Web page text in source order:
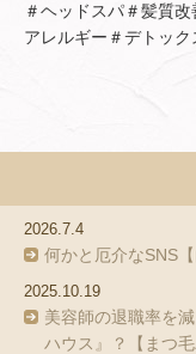
＃ヘッドスパ＃髪質
アレルギー＃デトック
2026.7.4
何かと厄介なSNS【
2025.10.19
美容師の退職率を
ハウス』？【まつ毛